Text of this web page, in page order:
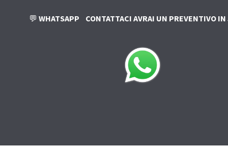
💬 WHATSAPP CONTATTACI AVRAI UN PREVENTIVO